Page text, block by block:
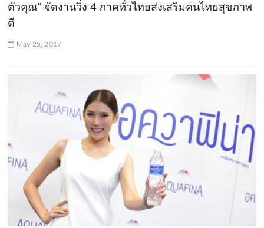
ตัวคุณ” จัดงานวิ่ง 4 ภาคทั่วไทยส่งเสริมคนไทยสุขภาพ
ดี
May 25, 2017